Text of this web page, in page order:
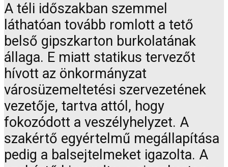
A téli időszakban szemmel
láthatóan tovább romlott a tető
belső gipszkarton burkolatának
állaga. E miatt statikus tervezőt
hívott az önkormányzat
városüzemeltetési szervezetének
vezetője, tartva attól, hogy
fokozódott a veszélyhelyzet. A
szakértő egyértelmű megállapítása
pedig a balsejtelmeket igazolta. A